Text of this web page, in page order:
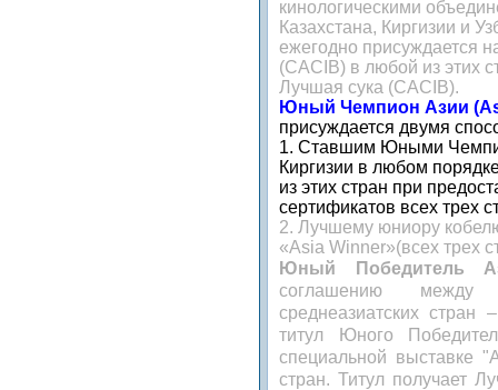
кинологическими
Казахстана, Киргизии и
ежегодно присуждается
(СACIB) в любой из этих
Лучшая сука (CACIB).
Юный Чемпион Азии
присуждается двумя
1. Ставшим Юными
Киргизии в любом
из этих стран при
сертификатов всех трех
2. Лучшему юниору
«Asia Winner»(всех трех
Юный Победитель
соглашению между
среднеазиатских стран
титул Юного
специальной выставке
стран. Титул получает